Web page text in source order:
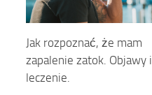
Jak rozpoznać, że mam
zapalenie zatok. Objawy i
leczenie.